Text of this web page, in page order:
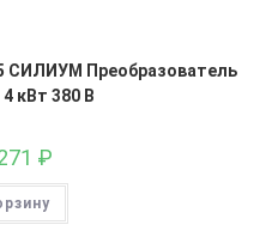
СИЛИУМ Преобразователь
кВт 380 В
₽